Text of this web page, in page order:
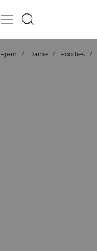
Hjem / Dame / Hoodies /